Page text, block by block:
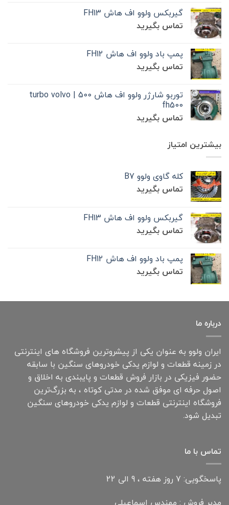
گیربکس ولوو اف هاش FH13
تماس بگیرید
پمپ باد ولوو اف هاش FH12
تماس بگیرید
توربو شارژر ولوو اف هاش 500 | turbo volvo
fh500
تماس بگیرید
بیشترین امتیاز
کله گاوی ولوو B7
تماس بگیرید
گیربکس ولوو اف هاش FH13
تماس بگیرید
پمپ باد ولوو اف هاش FH12
تماس بگیرید
درباره ما
ایران ولوو به عنوان یکی از پیشروترین فروشگاه های اینترنتی
در زمینه قطعات و لوازم یدکی خودروهای سنگین با سابقه
حضور فیزیکی در بازار فروش قطعات و پایبندی به اخلاق و
اصول حرفه ای موفق شده در مدتی کوتاه ، به بزرگ‌ترین
فروشگاه اینترنتی قطعات و لوازم یدکی خودروهای سنگین
تبدیل شود.
تماس با ما
پاسخگویی: 7 روز هفته ، 9 الی 22